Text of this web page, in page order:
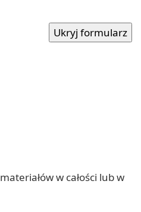
w całości lub w